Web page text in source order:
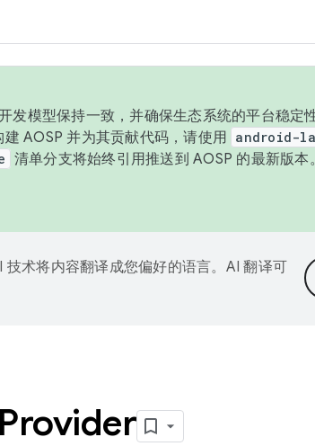
发模型保持一致，并确保生态系统的平台稳定
AOSP 并为其贡献代码，请使用 android-
清单分支将始终引用推送到 AOSP 的最新版
术将内容翻译成您偏好的语言。AI 翻译可
Provider